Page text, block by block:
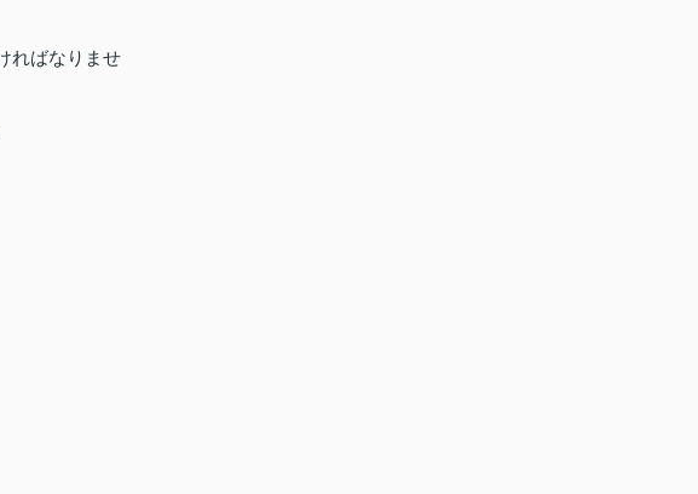
ればなりませ